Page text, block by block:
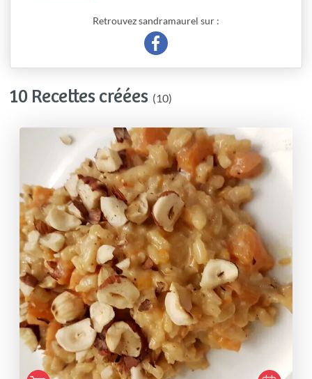
Retrouvez sandramaurel sur :
10 Recettes créées (10)